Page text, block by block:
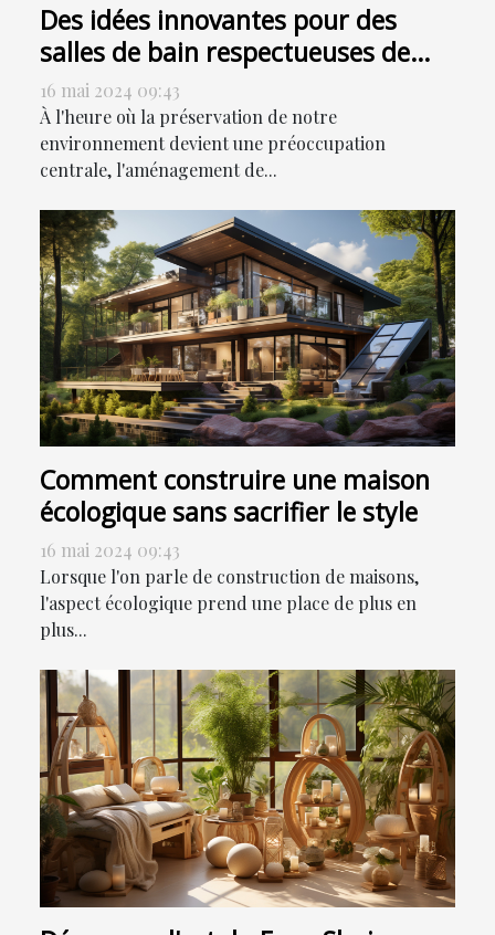
Des idées innovantes pour des
salles de bain respectueuses de
l'environnement
16 mai 2024 09:43
À l'heure où la préservation de notre
environnement devient une préoccupation
centrale, l'aménagement de...
Comment construire une maison
écologique sans sacrifier le style
16 mai 2024 09:43
Lorsque l'on parle de construction de maisons,
l'aspect écologique prend une place de plus en
plus...